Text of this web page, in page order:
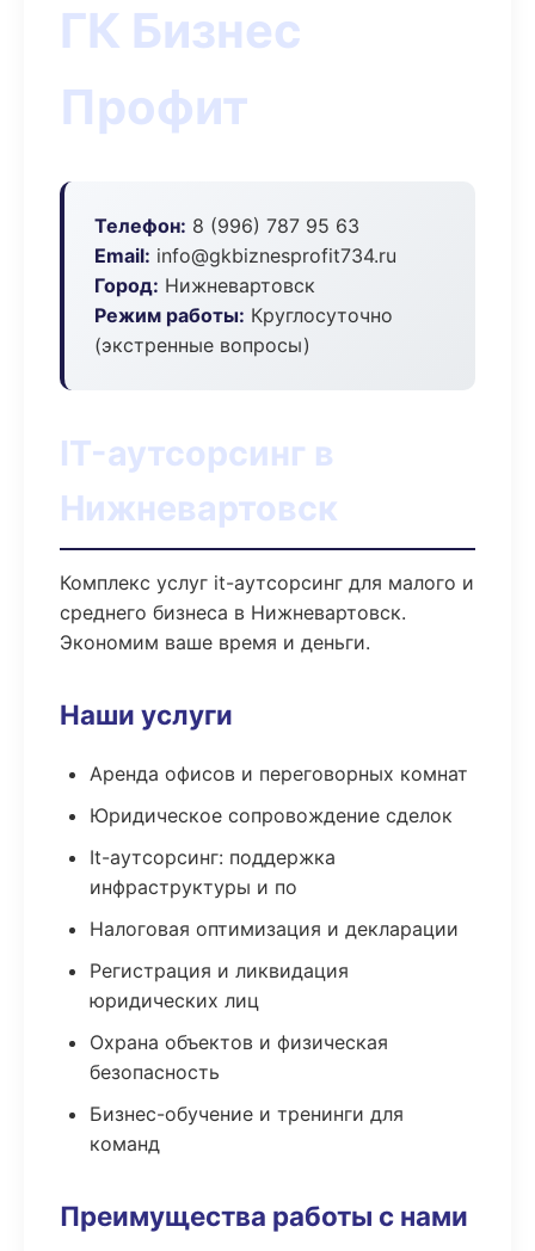
ГК Бизнес
Профит
Телефон: 8 (996) 787 95 63
Email: info@gkbiznesprofit734.ru
Город: Нижневартовск
Режим работы: Круглосуточно
(экстренные вопросы)
IT-аутсорсинг в
Нижневартовск
Комплекс услуг it-аутсорсинг для малого и
среднего бизнеса в Нижневартовск.
Экономим ваше время и деньги.
Наши услуги
Аренда офисов и переговорных комнат
Юридическое сопровождение сделок
It-аутсорсинг: поддержка
инфраструктуры и по
Налоговая оптимизация и декларации
Регистрация и ликвидация
юридических лиц
Охрана объектов и физическая
безопасность
Бизнес-обучение и тренинги для
команд
Преимущества работы с нами